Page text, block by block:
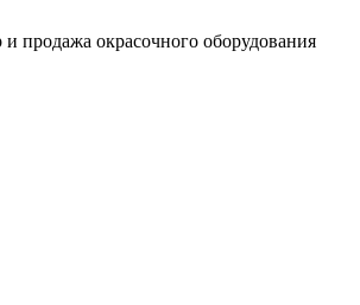
продажа окрасочного оборудования